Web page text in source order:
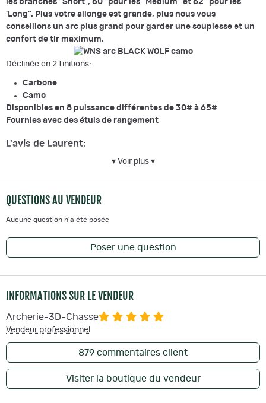
les branches "Short", 60" pour les "Medium" et 62" pour les
'Long". Plus votre allonge est grande, plus nous vous
conseillons un arc plus grand pour garder une souplesse et un
confort de tir maximum.
Déclinée en 2 finitions:
Carbone
Camo
Disponibles en 8 puissance différentes de 30# à 65#
Fournies avec des étuis de rangement
L'avis de Laurent:
Cet arc traditionnel de conception moderne alie tout ce qu'on peut
espérer d'un tradi pour chasser... Il est confortable, silencieux et il
carquois d'arc Thunderhorn et des flèches lourdes, il est
simplement redoutable.
Détails techniques :
Poids: 330 grammes
Puissances: de 30# à 65#
Pays d'Origine
: KR
▾ Voir plus ▾
QUESTIONS AU VENDEUR
Aucune question n'a été posée
Poser une question
INFORMATIONS SUR LE VENDEUR
Archerie-3D-Chasse
Vendeur professionnel
879 commentaires client
Visiter la boutique du vendeur